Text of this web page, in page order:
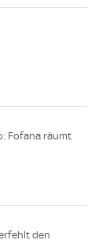
Fofana räumt
den